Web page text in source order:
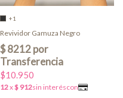
+1
Revividor Gamuza Negro
$10.950